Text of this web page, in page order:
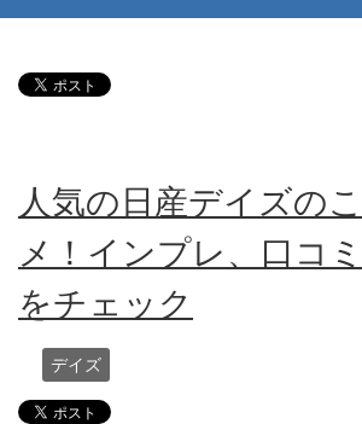
人気の日産デイズの
メ！インプレ、口コ
をチェック
デイズ